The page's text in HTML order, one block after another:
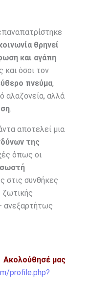
θρηνεί
και αγάπη
και όσοι τον
πνεύμα,
αλαζονεία, αλλά
.
αποτελεί μια
της
όπως οι
σωστή
στις συνθήκες
ζωτικής
ανεξαρτήτως
Ακολούθησέ μας
profile.php?